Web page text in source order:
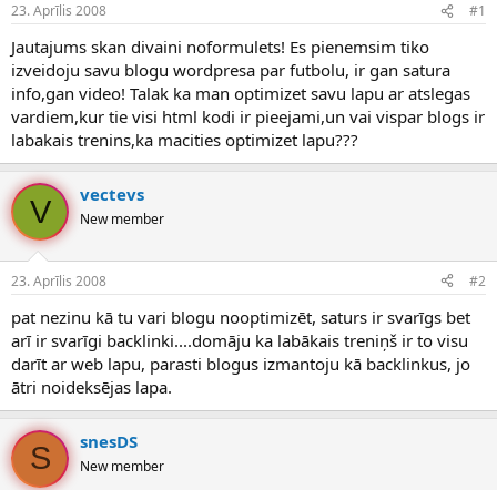
n
u
z
s
ā
c
ē
j
s
a
t
u
m
s
23. Aprīlis 2008 #1
Jautajums skan divaini noformulets! Es pienemsim tiko
izveidoju savu blogu wordpresa par futbolu, ir gan satura
info,gan video! Talak ka man optimizet savu lapu ar atslegas
vardiem,kur tie visi html kodi ir pieejami,un vai vispar blogs ir
labakais trenins,ka macities optimizet lapu???
V vectevs
New member
23. Aprīlis 2008 #2
pat nezinu kā tu vari blogu nooptimizēt, saturs ir svarīgs bet
arī ir svarīgi backlinki....domāju ka labākais treniņš ir to visu
darīt ar web lapu, parasti blogus izmantoju kā backlinkus, jo
ātri noideksējas lapa.
S snesDS
New member